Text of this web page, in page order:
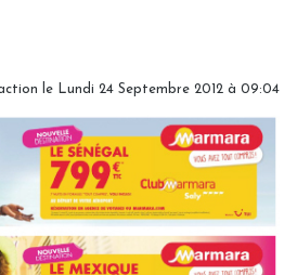
le Lundi 24 Septembre 2012 à 09:04